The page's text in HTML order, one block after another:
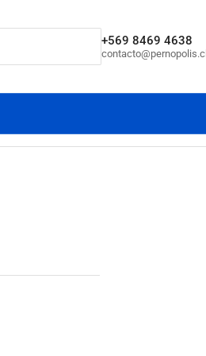
+569 8469 4638
contacto@pernopolis.cl